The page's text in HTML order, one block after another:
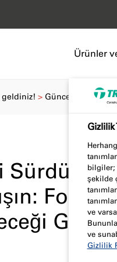
Ürünler
Folyo
geldiniz! Güncel Kalın
Gizlilik
bilgiler;
şekilde
ve
ve
Gizlilik